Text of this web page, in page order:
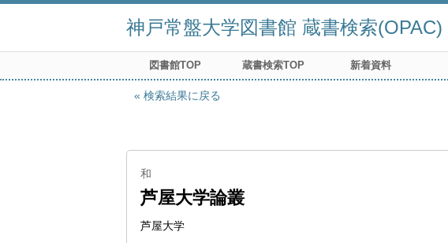
神戸常盤大学図書館 蔵書検索(OPAC)
図書館TOP 蔵書検索TOP 新着資料
検索結果に戻る
和
芦屋大学論叢
芦屋大学